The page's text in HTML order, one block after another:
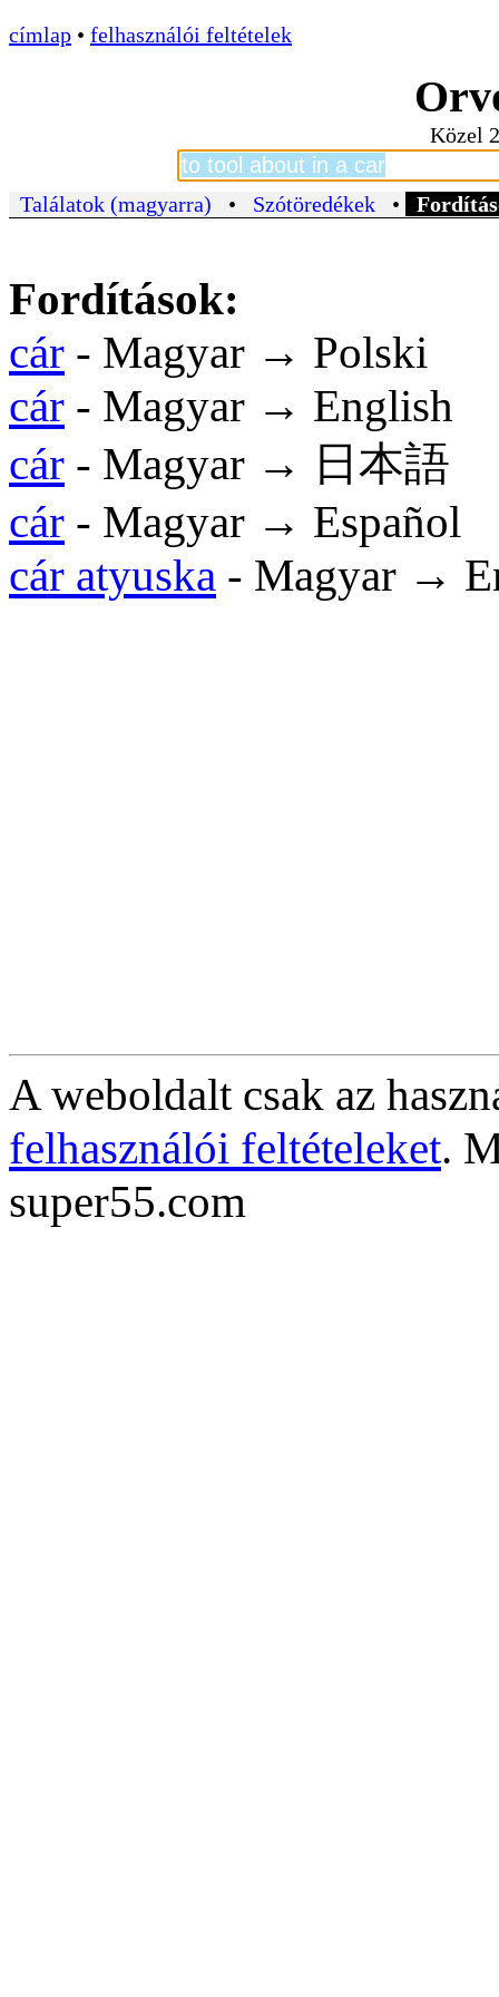
címlap • felhasználói feltételek
Közel
Találatok (magyarra) • Szótöredékek •
Fordítások:
cár - Magyar → Polski
cár - Magyar → English
cár - Magyar → 日本語
cár - Magyar → Español
cár atyuska - Magyar →
A weboldalt csak az
felhasználói feltételeket.
super55.com